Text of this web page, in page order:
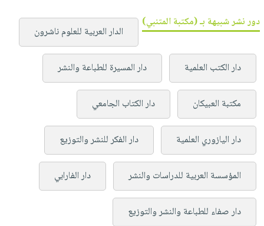
دور نشر شبيهة بـ (مكتبة المتنبي)
الدار العربية للعلوم ناشرون
دار الكتب العلمية دار المسيرة للطباعة والنشر
مكتبة العبيكان دار الكتاب الجامعي
دار اليازوري العلمية دار الفكر للنشر والتوزيع
المؤسسة العربية للدراسات والنشر دار الفارابي
دار صفاء للطباعة والنشر والتوزيع